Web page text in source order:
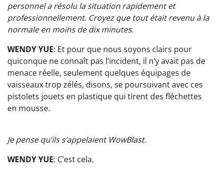
personnel a résolu la situation rapidement et
professionnellement. Croyez que tout était revenu à la
normale en moins de dix minutes.
WENDY YUE: Et pour que nous soyons clairs pour
quiconque ne connaît pas l’incident, il n’y avait pas de
menace réelle, seulement quelques équipages de
vaisseaux trop zélés, disons, se poursuivant avec ces
pistolets jouets en plastique qui tirent des fléchettes
en mousse.
Je pense qu’ils s’appelaient WowBlast.
WENDY YUE: C’est cela.